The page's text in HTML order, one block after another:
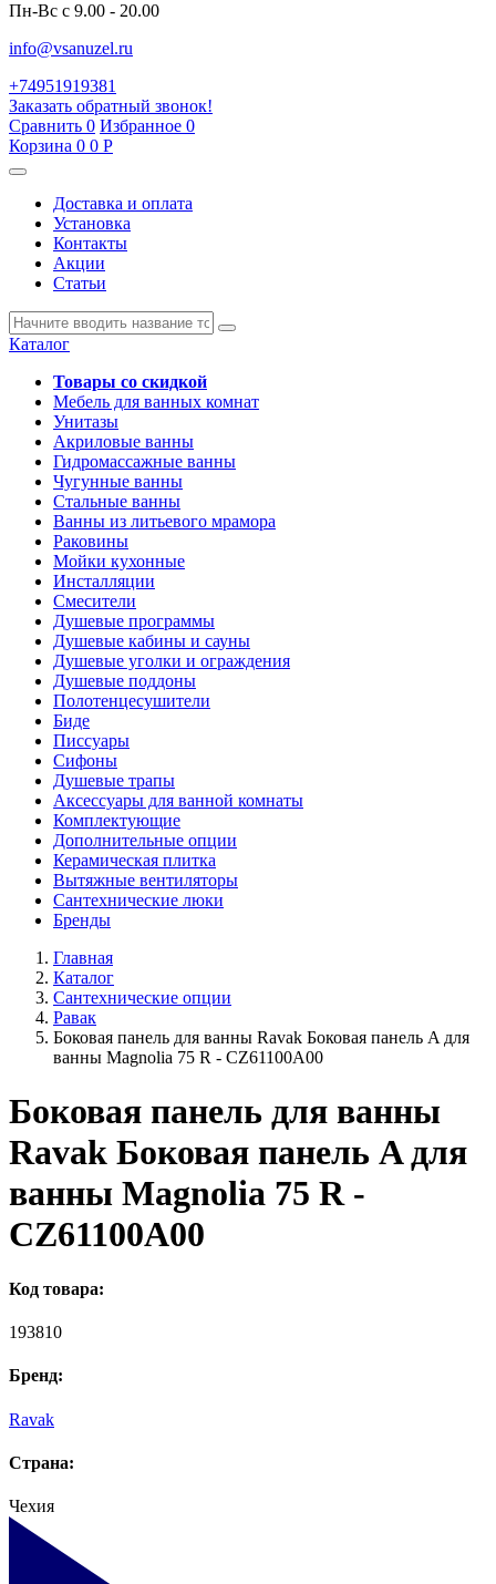
Пн-Вс с 9.00 - 20.00
info@vsanuzel.ru
+74951919381
Заказать обратный звонок!
Сравнить 0 Избранное 0
Корзина 0 0 Р
Доставка и оплата
Установка
Контакты
Акции
Статьи
Каталог
Товары со скидкой
Мебель для ванных комнат
Унитазы
Акриловые ванны
Гидромассажные ванны
Чугунные ванны
Стальные ванны
Ванны из литьевого мрамора
Раковины
Мойки кухонные
Инсталляции
Смесители
Душевые программы
Душевые кабины и сауны
Душевые уголки и ограждения
Душевые поддоны
Полотенцесушители
Биде
Писсуары
Сифоны
Душевые трапы
Аксессуары для ванной комнаты
Комплектующие
Дополнительные опции
Керамическая плитка
Вытяжные вентиляторы
Сантехнические люки
Бренды
Главная
Каталог
Сантехнические опции
Равак
Боковая панель для ванны Ravak Боковая панель A для
ванны Magnolia 75 R - CZ61100A00
Боковая панель для ванны
Ravak Боковая панель A для
ванны Magnolia 75 R -
CZ61100A00
Код товара:
193810
Бренд:
Ravak
Страна:
Чехия